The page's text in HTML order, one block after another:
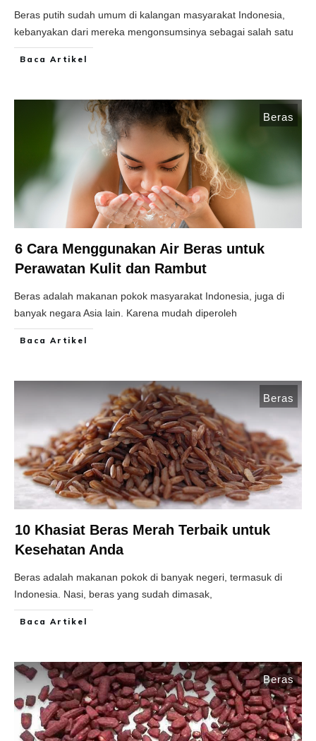
Beras putih sudah umum di kalangan masyarakat Indonesia,
kebanyakan dari mereka mengonsumsinya sebagai salah satu
Baca Artikel
Beras
6 Cara Menggunakan Air Beras untuk
Perawatan Kulit dan Rambut
Beras adalah makanan pokok masyarakat Indonesia, juga di
banyak negara Asia lain. Karena mudah diperoleh
Baca Artikel
Beras
10 Khasiat Beras Merah Terbaik untuk
Kesehatan Anda
Beras adalah makanan pokok di banyak negeri, termasuk di
Indonesia. Nasi, beras yang sudah dimasak,
Baca Artikel
Beras